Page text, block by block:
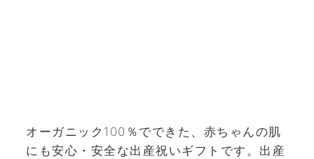
オーガニック100％でできた、赤ちゃんの肌
にも安心・安全な出産祝いギフトです。出産